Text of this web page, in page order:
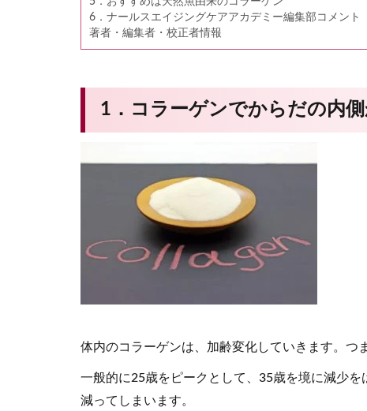
6．ナールスエイジングケアアカデミー編集部コメント
著者・編集者・校正者情報
1．コラーゲンでからだの内
体内のコラーゲンは、加齢変化していきます。つ
一般的に25歳をピークとして、35歳を境に減少
減ってしまいます。